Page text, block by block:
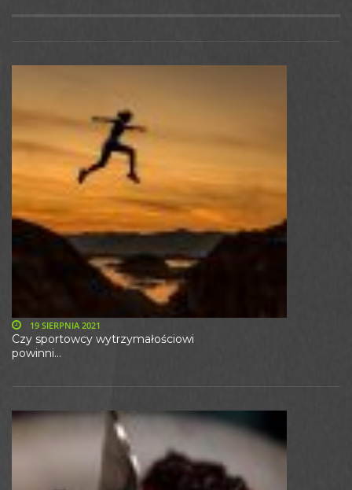
Czy sportowcy wytrzymałościowi
powinni...
19 SIERPNIA 2021